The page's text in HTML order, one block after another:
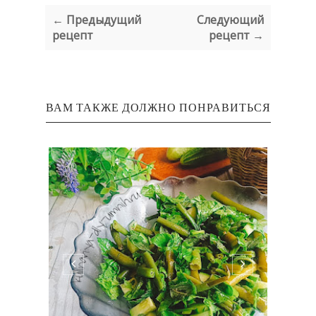
← Предыдущий
рецепт
Следующий
рецепт →
ВАМ ТАКЖЕ ДОЛЖНО ПОНРАВИТЬСЯ